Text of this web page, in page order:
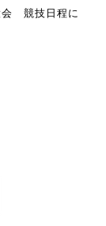
会 競技日程に